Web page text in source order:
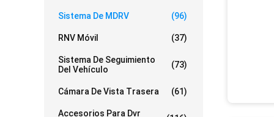
Sistema De MDRV (96)
RNV Móvil (37)
Sistema De Seguimiento
Del Vehículo
(73)
Cámara De Vista Trasera (61)
Accesorios Para Dvr